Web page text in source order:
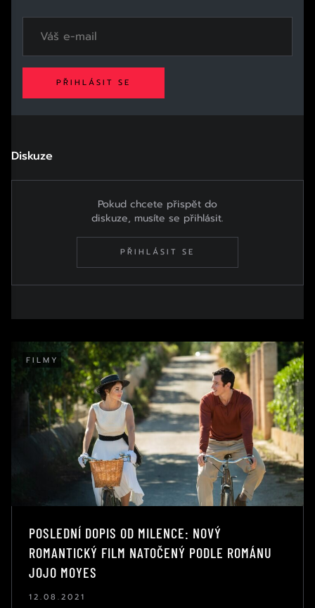
PŘIHLÁSIT SE
Diskuze
Pokud chcete přispět do
diskuze, musíte se přihlásit.
PŘIHLÁSIT SE
FILMY
POSLEDNÍ DOPIS OD MILENCE: NOVÝ
ROMANTICKÝ FILM NATOČENÝ PODLE ROMÁNU
JOJO MOYES
12.08.2021